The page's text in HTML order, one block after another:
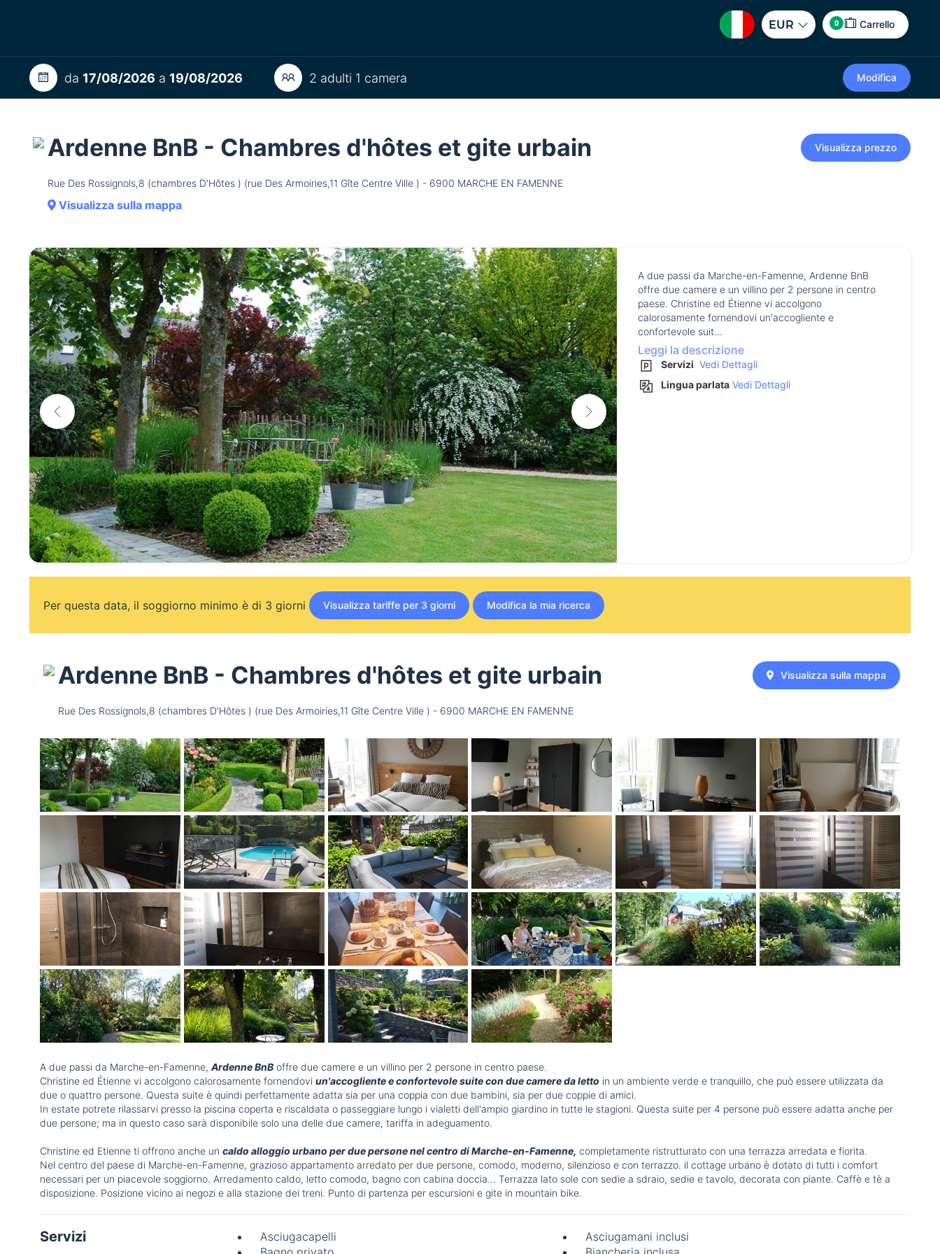
EUR 0 Carrello
da 17/08/2026 a 19/08/2026 2 adulti 1 camera Modifica
Ardenne BnB - Chambres d'hôtes et gite urbain
Rue Des Rossignols,8 (chambres D'Hôtes ) (rue Des Armoiries,11 Gîte Centre Ville ) - 6900 MARCHE EN FAMENNE
Visualizza sulla mappa
Visualizza prezzo
A due passi da Marche-en-Famenne, Ardenne BnB
offre due camere e un villino per 2 persone in centro
paese. Christine ed Étienne vi accolgono
calorosamente fornendovi un'accogliente e
confortevole suit...
Leggi la descrizione
Servizi Vedi Dettagli
Lingua parlata Vedi Dettagli
Per questa data, il soggiorno minimo è di 3 giorni Visualizza tariffe per 3 giorni Modifica la mia ricerca
Ardenne BnB - Chambres d'hôtes et gite urbain
Rue Des Rossignols,8 (chambres D'Hôtes ) (rue Des Armoiries,11 Gîte Centre Ville ) - 6900 MARCHE EN FAMENNE
Visualizza sulla mappa
A due passi da Marche-en-Famenne, Ardenne BnB offre due camere e un villino per 2 persone in centro paese.
Christine ed Étienne vi accolgono calorosamente fornendovi un'accogliente e confortevole suite con due camere da letto in un ambiente verde e tranquillo, che può essere utilizzata da
due o quattro persone. Questa suite è quindi perfettamente adatta sia per una coppia con due bambini, sia per due coppie di amici.
In estate potrete rilassarvi presso la piscina coperta e riscaldata o passeggiare lungo i vialetti dell'ampio giardino in tutte le stagioni. Questa suite per 4 persone può essere adatta anche per
due persone; ma in questo caso sarà disponibile solo una delle due camere, tariffa in adeguamento.
Christine ed Etienne ti offrono anche un caldo alloggio urbano per due persone nel centro di Marche-en-Famenne, completamente ristrutturato con una terrazza arredata e fiorita.
Nel centro del paese di Marche-en-Famenne, grazioso appartamento arredato per due persone, comodo, moderno, silenzioso e con terrazzo. il cottage urbano è dotato di tutti i comfort
necessari per un piacevole soggiorno. Arredamento caldo, letto comodo, bagno con cabina doccia... Terrazza lato sole con sedie a sdraio, sedie e tavolo, decorata con piante. Caffè e tè a
disposizione. Posizione vicino ai negozi e alla stazione dei treni. Punto di partenza per escursioni e gite in mountain bike.
Servizi Asciugacapelli
Asciugamani inclusi